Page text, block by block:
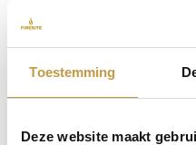
Toestemming
Deze website maakt
Nog 1 op voorraad
Afhalen inons magazijn
Achteraf betalen
Gratis verzending vanaf €